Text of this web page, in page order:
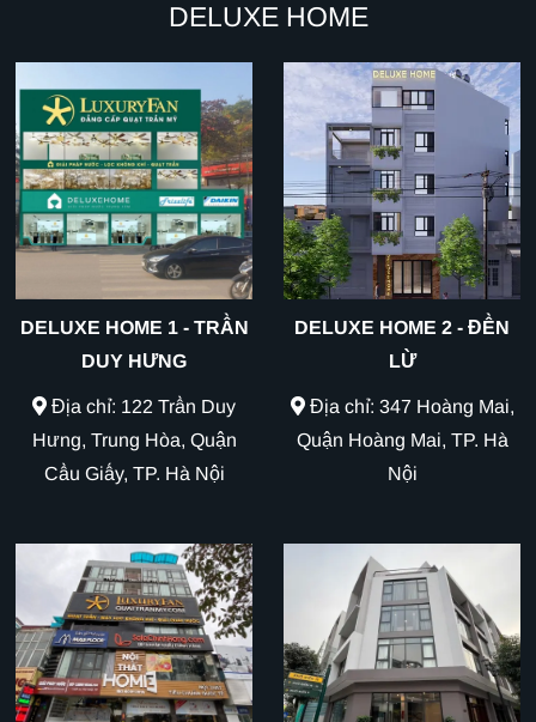
DELUXE HOME
DELUXE HOME 1 - TRẦN
DUY HƯNG
Địa chỉ: 122 Trần Duy
Hưng, Trung Hòa, Quận
Cầu Giấy, TP. Hà Nội
DELUXE HOME 2 - ĐỀN
LỪ
Địa chỉ: 347 Hoàng Mai,
Quận Hoàng Mai, TP. Hà
Nội